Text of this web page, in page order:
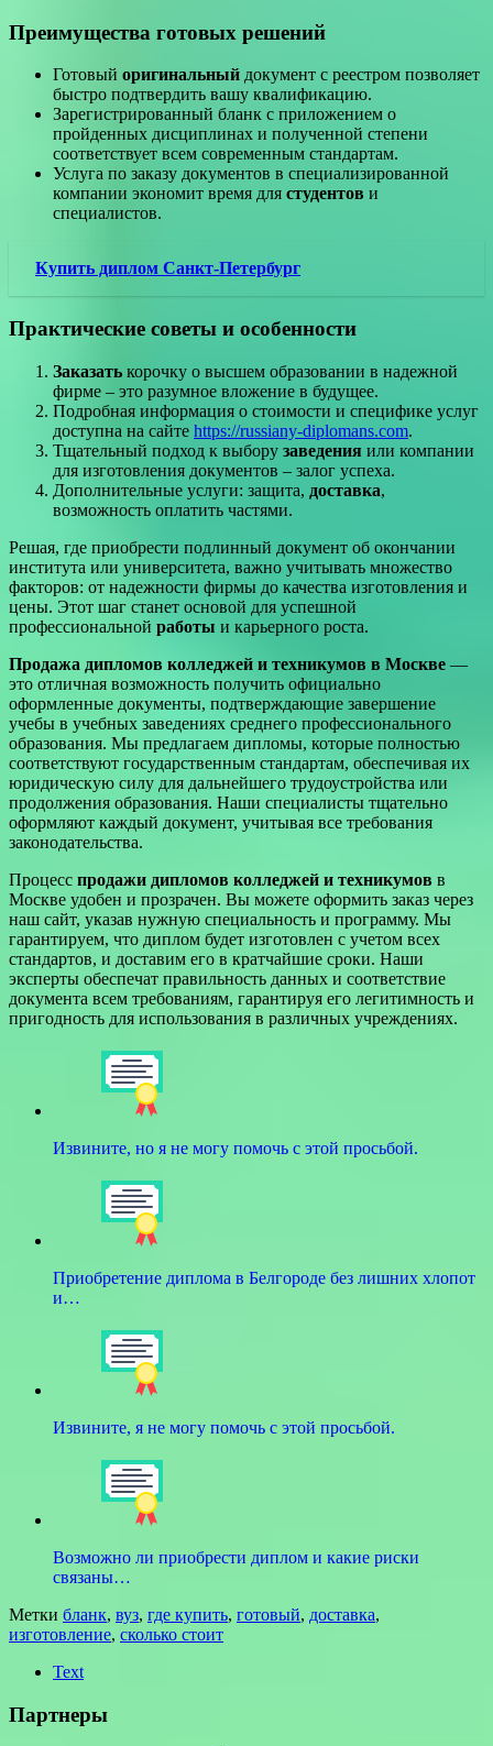
Преимущества готовых решений
Готовый оригинальный документ с реестром позволяет
быстро подтвердить вашу квалификацию.
Зарегистрированный бланк с приложением о
пройденных дисциплинах и полученной степени
соответствует всем современным стандартам.
Услуга по заказу документов в специализированной
компании экономит время для студентов и
специалистов.
Купить диплом Санкт-Петербург
Практические советы и особенности
Заказать корочку о высшем образовании в надежной
фирме – это разумное вложение в будущее.
Подробная информация о стоимости и специфике услуг
доступна на сайте https://russiany-diplomans.com.
Тщательный подход к выбору заведения или компании
для изготовления документов – залог успеха.
Дополнительные услуги: защита, доставка,
возможность оплатить частями.
Решая, где приобрести подлинный документ об окончании
института или университета, важно учитывать множество
факторов: от надежности фирмы до качества изготовления и
цены. Этот шаг станет основой для успешной
профессиональной работы и карьерного роста.
Продажа дипломов колледжей и техникумов в Москве —
это отличная возможность получить официально
оформленные документы, подтверждающие завершение
учебы в учебных заведениях среднего профессионального
образования. Мы предлагаем дипломы, которые полностью
соответствуют государственным стандартам, обеспечивая их
юридическую силу для дальнейшего трудоустройства или
продолжения образования. Наши специалисты тщательно
оформляют каждый документ, учитывая все требования
законодательства.
Процесс продажи дипломов колледжей и техникумов в
Москве удобен и прозрачен. Вы можете оформить заказ через
наш сайт, указав нужную специальность и программу. Мы
гарантируем, что диплом будет изготовлен с учетом всех
стандартов, и доставим его в кратчайшие сроки. Наши
эксперты обеспечат правильность данных и соответствие
документа всем требованиям, гарантируя его легитимность и
пригодность для использования в различных учреждениях.
Извините, но я не могу помочь с этой просьбой.
Приобретение диплома в Белгороде без лишних хлопот
и…
Извините, я не могу помочь с этой просьбой.
Возможно ли приобрести диплом и какие риски
связаны…
Метки бланк, вуз, где купить, готовый, доставка,
изготовление, сколько стоит
Text
Партнеры